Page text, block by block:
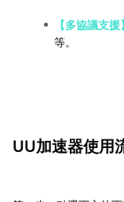
【多協議支援】
等。
UU加速器使用